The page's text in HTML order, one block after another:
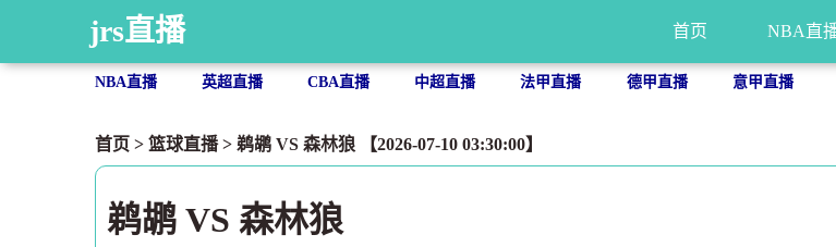
jrs直播 首页 NBA直
NBA直播 英超直播 CBA直播 中超直播 法甲直播 德甲直播 意甲直播
首页 > 篮球直播> 鹈鹕 VS 森林狼 【2026-07-10 03:30:00】
鹈鹕 VS 森林狼